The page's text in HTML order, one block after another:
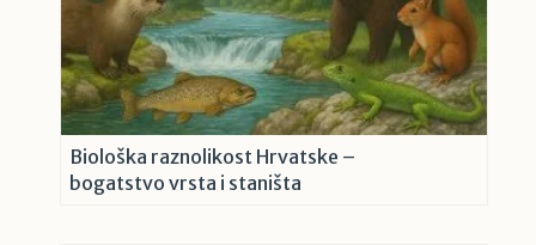
Biološka raznolikost Hrvatske –
bogatstvo vrsta i staništa